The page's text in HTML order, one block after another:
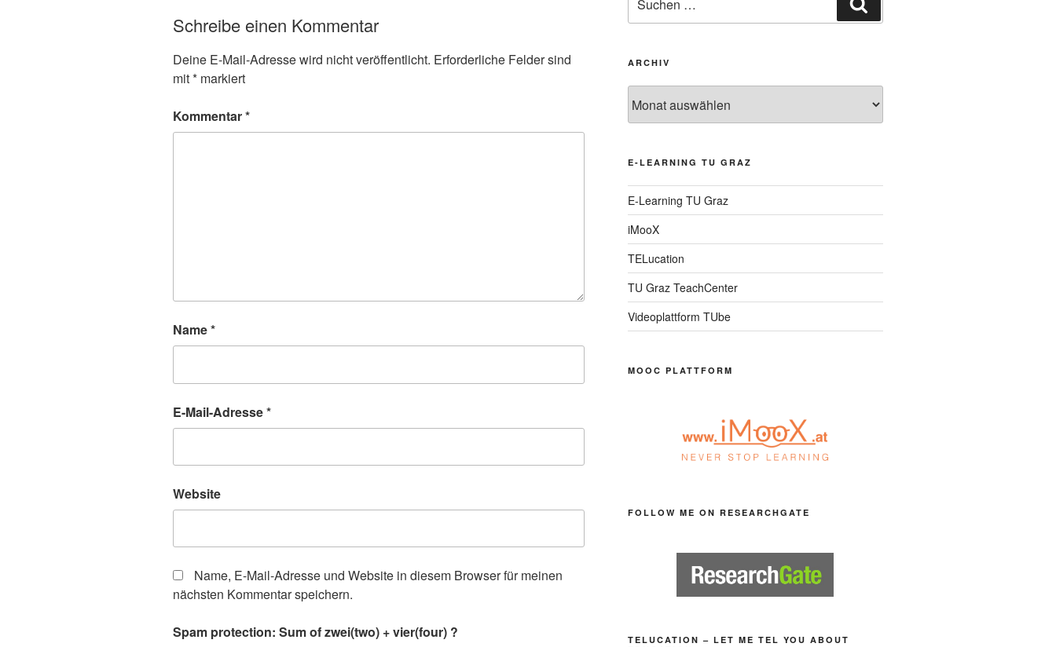
Schreibe einen Kommentar
Deine E-Mail-Adresse wird nicht veröffentlicht. Erforderliche Felder sind
mit* markiert
Kommentar*
Name*
E-Mail-Adresse*
Website
Name, E-Mail-Adresse und Website in diesem Browser für meinen
nächsten Kommentar speichern.
Spam protection: Sum of zwei(two) + vier(four) ?
nach:
ARCHIV
E-LEARNING TU GRAZ
E-Learning TU Graz
iMooX
TELucation
TU Graz TeachCenter
Videoplattform TUbe
MOOC PLATTFORM
FOLLOW ME ON RESEARCHGATE
TELUCATION – LET ME TEL YOU ABOUT